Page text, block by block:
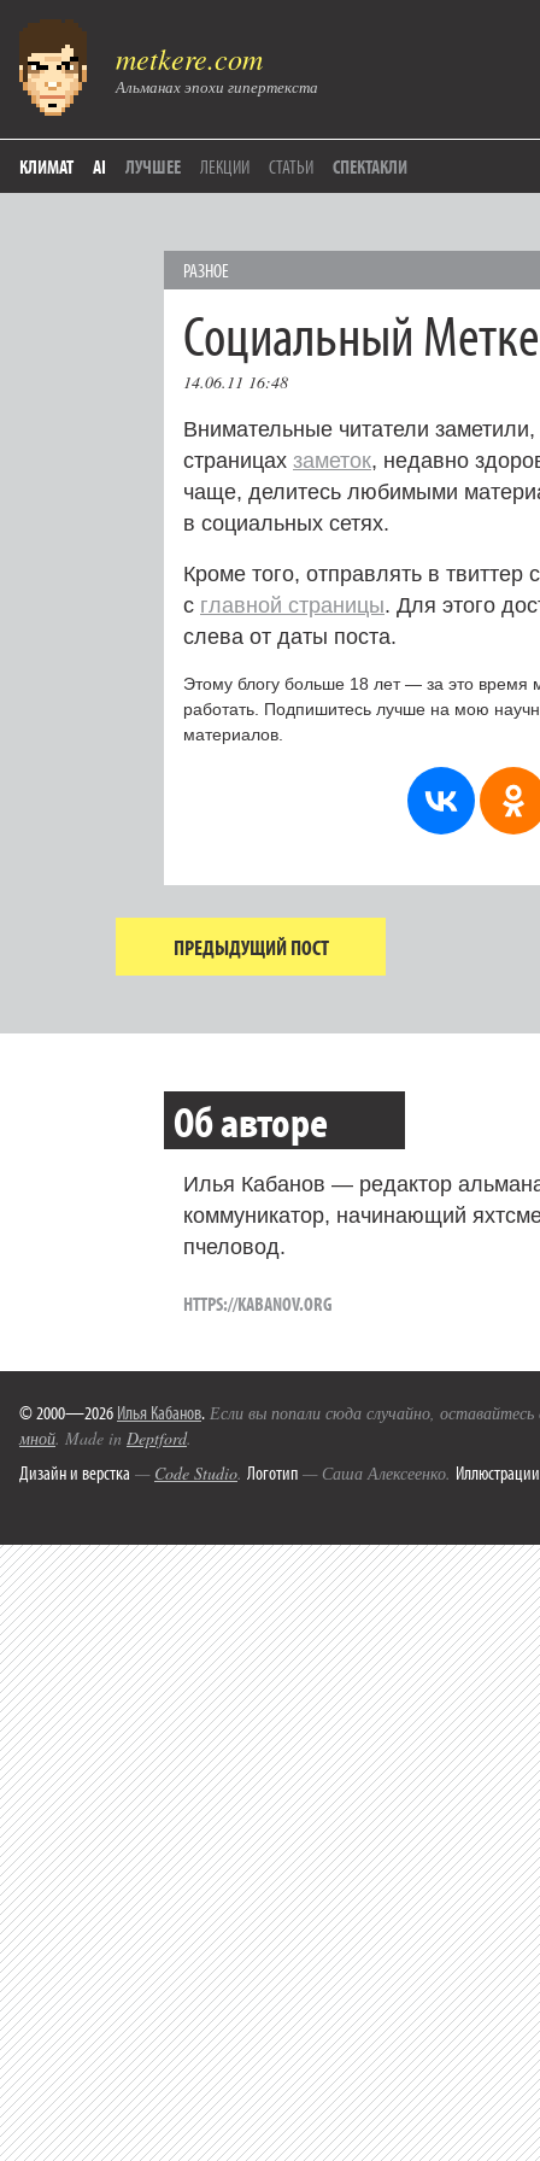
metkere.com
Альманах эпохи гипертекста
КЛИМАТ AI ЛУЧШЕЕ ЛЕКЦИИ СТАТЬИ СПЕКТАКЛИ
РАЗНОЕ
Социальный
14.06.11 16:48
Внимательные читатели
страницах заметок, недавно
чаще, делитесь любимыми
в социальных сетях.
Кроме того, отправлять в
с главной страницы. Для этого
слева от даты поста.
Этому блогу больше 18 лет — за это время
работать. Подпишитесь лучше на мою
материалов.
ПРЕДЫДУЩИЙ ПОСТ
Об авторе
Илья Кабанов — редактор
коммуникатор, начинающий
пчеловод.
HTTPS://KABANOV.ORG
© 2000—2026 Илья Кабанов. Если вы попали сюда случайно,
мной. Made in Deptford.
Дизайн и верстка — Code Studio. Логотип — Саша Алексеенко. Иллюстрации